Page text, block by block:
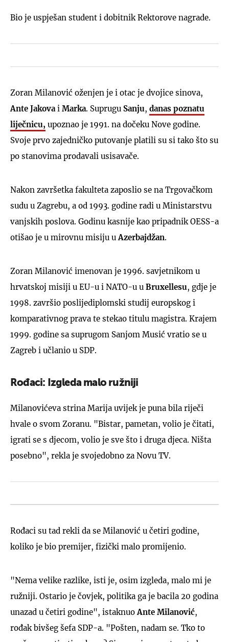
Bio je uspješan student i dobitnik Rektorove nagrade.
Zoran Milanović oženjen je i otac je dvojice sinova,
Ante Jakova i Marka. Suprugu Sanju, danas poznatu
liječnicu, upoznao je 1991. na dočeku Nove godine.
Svoje prvo zajedničko putovanje platili su si tako što su
po stanovima prodavali usisavače.
Nakon završetka fakulteta zaposlio se na Trgovačkom
sudu u Zagrebu, a od 1993. godine radi u Ministarstvu
vanjskih poslova. Godinu kasnije kao pripadnik OESS-a
otišao je u mirovnu misiju u Azerbajdžan.
Zoran Milanović imenovan je 1996. savjetnikom u
hrvatskoj misiji u EU-u i NATO-u u Bruxellesu, gdje je
1998. završio poslijediplomski studij europskog i
komparativnog prava te stekao titulu magistra. Krajem
1999. godine sa suprugom Sanjom Musić vratio se u
Zagreb i učlanio u SDP.
Rođaci: Izgleda malo ružniji
Milanovićeva strina Marija uvijek je puna bila riječi
hvale o svom Zoranu. "Bistar, pametan, volio je čitati,
igrati se s djecom, volio je sve što i druga djeca. Ništa
posebno", rekla je svojedobno za Novu TV.
Rođaci su tad rekli da se Milanović u četiri godine,
koliko je bio premijer, fizički malo promijenio.
"Nema velike razlike, isti je, osim izgleda, malo mi je
ružniji. Ostario je čovjek, politika ga je bacila 20 godina
unazad u četiri godine", istaknuo Ante Milanović,
rođak bivšeg šefa SDP-a. "Pošten, nadam se. Tko to